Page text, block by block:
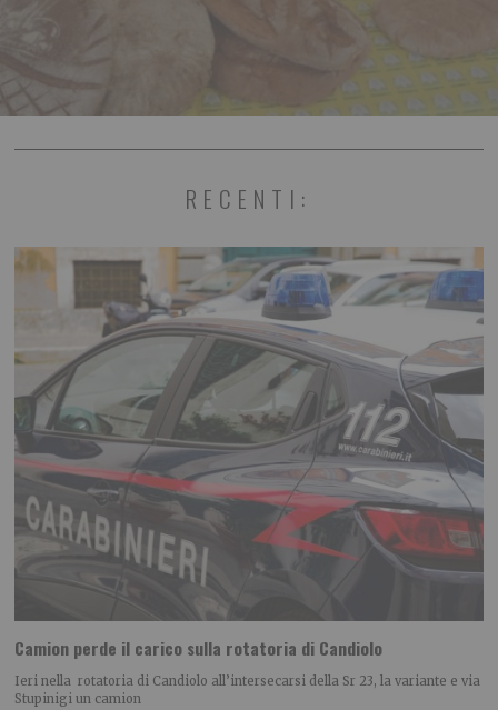
RECENTI:
Camion perde il carico sulla rotatoria di Candiolo
Ieri nella rotatoria di Candiolo all’intersecarsi della Sr 23, la variante e via
Stupinigi un camion